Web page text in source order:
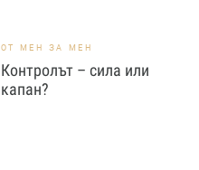
ОТ МЕН ЗА МЕН
Контролът – сила или
капан?